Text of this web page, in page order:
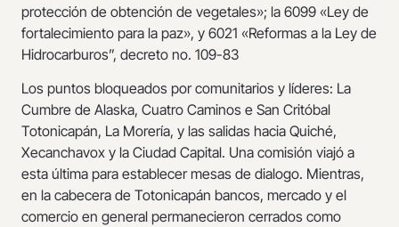
protección de obtención de vegetales»; la 6099 «Ley de
fortalecimiento para la paz», y 6021 «Reformas a la Ley de
Hidrocarburos”, decreto no. 109-83
Los puntos bloqueados por comunitarios y líderes: La
Cumbre de Alaska, Cuatro Caminos e San Critóbal
Totonicapán, La Morería, y las salidas hacia Quiché,
Xecanchavox y la Ciudad Capital. Una comisión viajó a
esta última para establecer mesas de dialogo. Mientras,
en la cabecera de Totonicapán bancos, mercado y el
comercio en general permanecieron cerrados como